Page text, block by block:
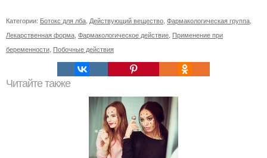
Категории: Ботокс для лба Действующий вещество Фармакологическая группа
Лекарственная форма Фармакологическое действие Применение при
беременности Побочные действия
Читайте также